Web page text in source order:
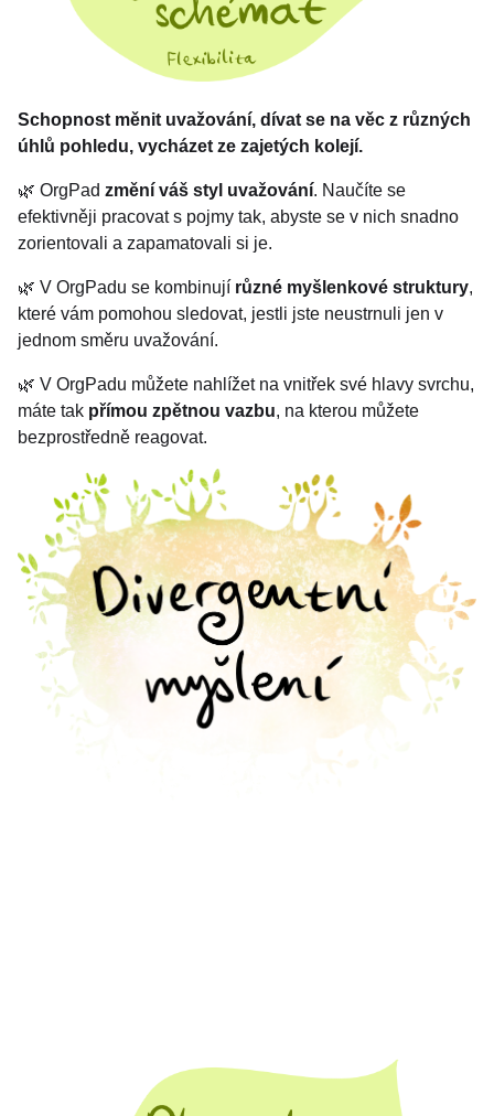
Schopnost měnit uvažování, dívat se na věc z různých
úhlů pohledu, vycházet ze zajetých kolejí.
🌿 OrgPad změní váš styl uvažování. Naučíte se
efektivněji pracovat s pojmy tak, abyste se v nich snadno
zorientovali a zapamatovali si je.
🌿 V OrgPadu se kombinují různé myšlenkové struktury,
které vám pomohou sledovat, jestli jste neustrnuli jen v
jednom směru uvažování.
🌿 V OrgPadu můžete nahlížet na vnitřek své hlavy svrchu,
máte tak přímou zpětnou vazbu, na kterou můžete
bezprostředně reagovat.